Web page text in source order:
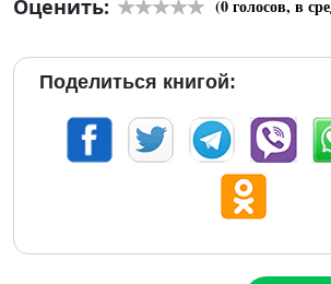
Оценить:
(0голосов, в
Поделиться книгой: